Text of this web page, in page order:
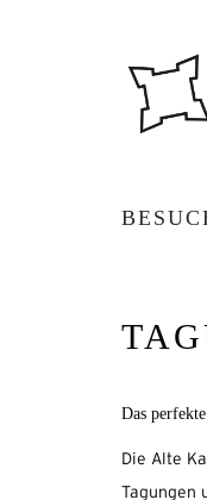
Das
Die Alte
Tagungen